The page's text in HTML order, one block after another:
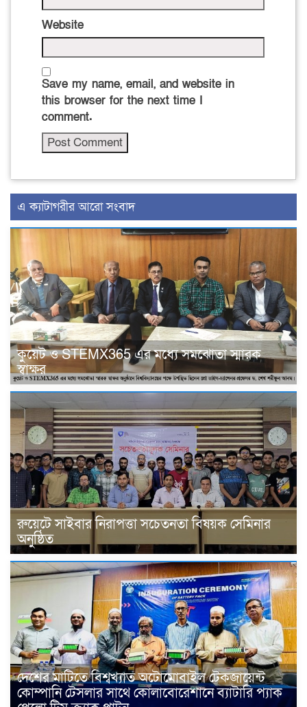
Website
Save my name, email, and website in
this browser for the next time I
comment.
এ ক্যাটাগরীর আরো সংবাদ
কুয়েট ও STEMX365 এর মধ্যে সমঝোতা স্মারক
স্বাক্ষর
রুয়েটে সাইবার নিরাপত্তা সচেতনতা বিষয়ক সেমিনার
অনুষ্ঠিত
দেশের মাটিতে বিশ্বখ্যাত অটোমোবাইল টেকজায়েন্ট
কোম্পানি টেসলার সাথে কোলাবোরেশানে ব্যাটারি প্যাক